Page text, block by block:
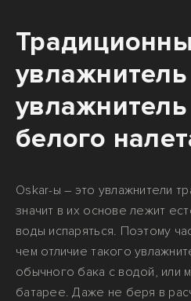
белого
Oskar-ы – это увлажнители
значит в их основе лежит
воды испаряться. Поэтому
чем отличие такого
обычного бака с водой, или
батарее. Даже не беря в